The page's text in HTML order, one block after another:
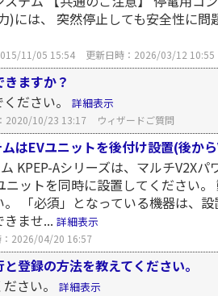
)には、 突然停止しても安全性に
11/05 15:54 更新日時：2026/03/12 10:55
ますか？
ださい。
詳細表示
2020/10/23 13:17 ウィザードご質問
はEVユニットを後付け設置(後か
KPEP-Aシリーズは、マルチV2X
ニットを同時に設置してください
「必須」となっている機器は、
ませ... 詳細表示
：2026/04/20 16:57
登録の方法を教えてください。
さい。
詳細表示